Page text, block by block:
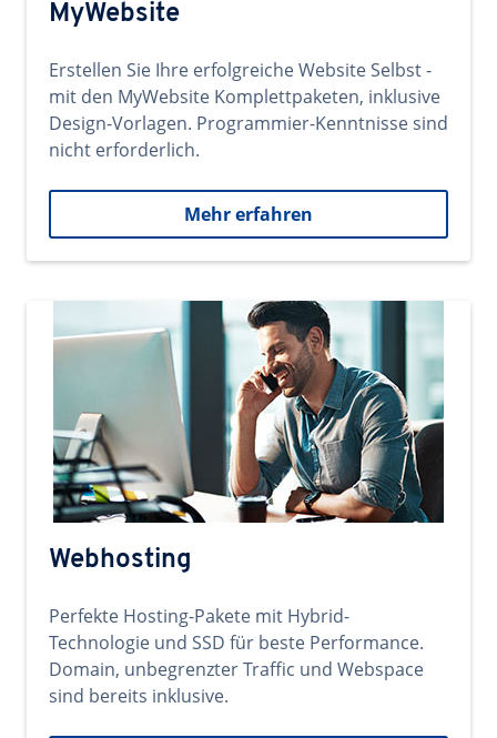
MyWebsite
Erstellen Sie Ihre erfolgreiche Website Selbst -
mit den MyWebsite Komplettpaketen, inklusive
Design-Vorlagen. Programmier-Kenntnisse sind
nicht erforderlich.
Mehr erfahren
Webhosting
Perfekte Hosting-Pakete mit Hybrid-
Technologie und SSD für beste Performance.
Domain, unbegrenzter Traffic und Webspace
sind bereits inklusive.